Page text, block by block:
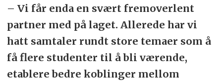
– Vi får enda en svært fremoverlent
partner med på laget. Allerede har vi
hatt samtaler rundt store temaer som å
få flere studenter til å bli værende,
etablere bedre koblinger mellom